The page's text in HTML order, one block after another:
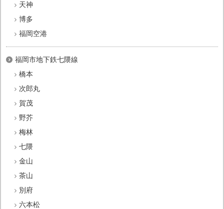
天神
博多
福岡空港
福岡市地下鉄七隈線
橋本
次郎丸
賀茂
野芥
梅林
七隈
金山
茶山
別府
六本松